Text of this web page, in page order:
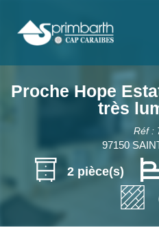
Proche Hope
très
Réf :
97150
2 pièce(s)